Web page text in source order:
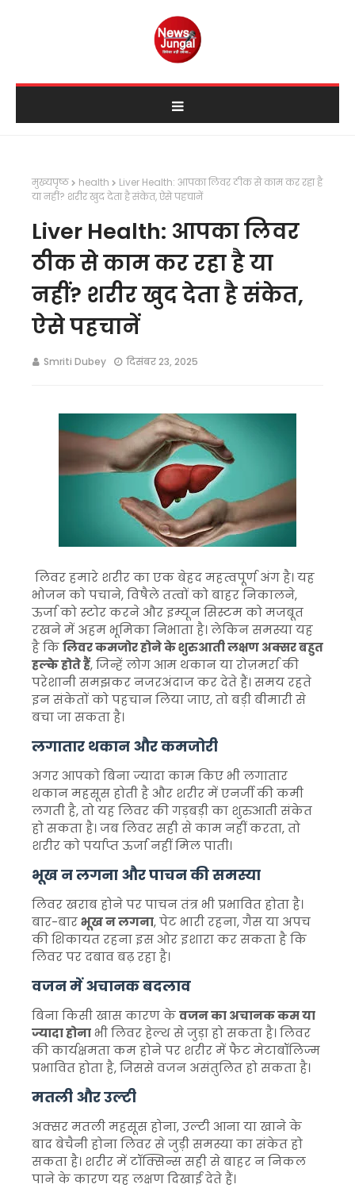
मुख्यपृष्ठ health
Liver Health: आपका लिवर ठीक से काम कर रहा है
या नहीं? शरीर खुद देता है संकेत, ऐसे पहचानें
Liver Health: आपका लिवर
ठीक से काम कर रहा है या
नहीं? शरीर खुद देता है संकेत,
ऐसे पहचानें
Smriti Dubey दिसंबर 23, 2025
लिवर हमारे शरीर का एक बेहद महत्वपूर्ण अंग है। यह
भोजन को पचाने, विषैले तत्वों को बाहर निकालने,
ऊर्जा को स्टोर करने और इम्यून सिस्टम को मजबूत
रखने में अहम भूमिका निभाता है। लेकिन समस्या यह
है किलिवर कमजोर होने के शुरुआती लक्षण अक्सर बहुत
हल्के होते हैं, जिन्हें लोग आम थकान या रोज़मर्रा की
परेशानी समझकर नजरअंदाज कर देते हैं। समय रहते
इन संकेतों को पहचान लिया जाए, तो बड़ी बीमारी से
बचा जा सकता है।
लगातार थकान और कमजोरी
अगर आपको बिना ज्यादा काम किए भी लगातार
थकान महसूस होती है और शरीर में एनर्जी की कमी
लगती है, तो यह लिवर की गड़बड़ी का शुरुआती संकेत
हो सकता है। जब लिवर सही से काम नहीं करता, तो
शरीर को पर्याप्त ऊर्जा नहीं मिल पाती।
भूख न लगना और पाचन की समस्या
लिवर खराब होने पर पाचन तंत्र भी प्रभावित होता है।
बार-बारभूख न लगना, पेट भारी रहना, गैस या अपच
की शिकायत रहना इस ओर इशारा कर सकता है कि
लिवर पर दबाव बढ़ रहा है।
वजन में अचानक बदलाव
बिना किसी खास कारण केवजन का अचानक कम या
ज्यादा होना भी लिवर हेल्थ से जुड़ा हो सकता है। लिवर
की कार्यक्षमता कम होने पर शरीर में फैट मेटाबॉलिज्म
प्रभावित होता है, जिससे वजन असंतुलित हो सकता है।
मतली और उल्टी
अक्सर मतली महसूस होना, उल्टी आना या खाने के
बाद बेचैनी होना लिवर से जुड़ी समस्या का संकेत हो
सकता है। शरीर में टॉक्सिन्स सही से बाहर न निकल
पाने के कारण यह लक्षण दिखाई देते हैं।